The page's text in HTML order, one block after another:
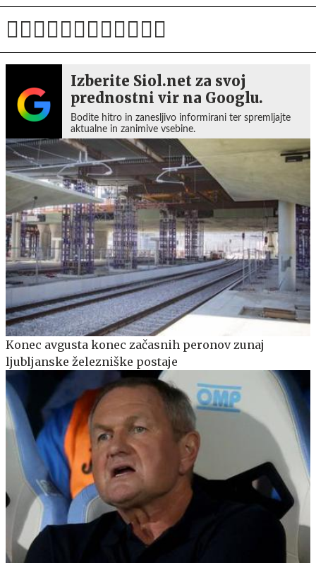
Izberite Siol.net za svoj
prednostni vir na Googlu.
Bodite hitro in zanesljivo informirani ter spremljajte
aktualne in zanimive vsebine.
Konec avgusta konec začasnih peronov zunaj
ljubljanske železniške postaje